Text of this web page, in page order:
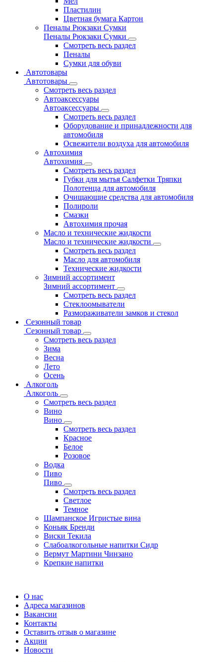
Пластилин
Цветная бумага Картон
Пеналы Рюкзаки Сумки
Пеналы Рюкзаки Сумки
Смотреть весь раздел
Пеналы
Сумки для обуви
Автотовары
Автотовары
Смотреть весь раздел
Автоаксессуары
Автоаксессуары
Смотреть весь раздел
Оборудование и принадлежности для
автомобиля
Освежители воздуха для автомобиля
Автохимия
Автохимия
Смотреть весь раздел
Губки для мытья Салфетки Тряпки
Полотенца для автомобиля
Очищающие средства для автомобиля
Полироли
Смазки
Автохимия прочая
Масло и технические жидкости
Масло и технические жидкости
Смотреть весь раздел
Масло для автомобиля
Технические жидкости
Зимний ассортимент
Зимний ассортимент
Смотреть весь раздел
Стеклоомыватели
Размораживатели замков и стекол
Сезонный товар
Сезонный товар
Смотреть весь раздел
Зима
Весна
Лето
Осень
Алкоголь
Алкоголь
Смотреть весь раздел
Вино
Вино
Смотреть весь раздел
Красное
Белое
Розовое
Водка
Пиво
Пиво
Смотреть весь раздел
Cветлое
Темное
Шампанское Игристые вина
Коньяк Бренди
Виски Текила
Слабоалкогольные напитки Сидр
Вермут Мартини Чинзано
Крепкие напитки
О нас
Адреса магазинов
Вакансии
Контакты
Оставить отзыв о магазине
Акции
Новости